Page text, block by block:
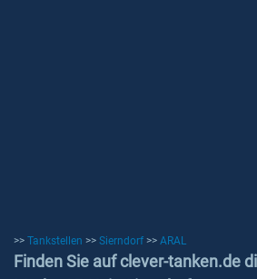
>> Tankstellen >> Sierndorf >> ARAL
Finden Sie auf clever-tanken.de